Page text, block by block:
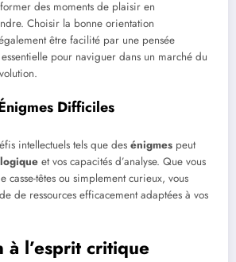
des moments de plaisir en
Choisir la bonne orientation
être facilité par une pensée
pour naviguer dans un marché du
Difficiles
intellectuels tels que des énigmes peut
et vos capacités d’analyse. Que vous
casse-têtes ou simplement curieux, vous
de ressources efficacement adaptées à vos
à l’esprit critique